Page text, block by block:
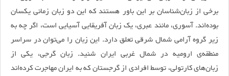
برخی از زبان‌شناسان بر این باور هستند که این دو زبان زمانی یکسان
بوده‌اند. آسوری، مانند عبری، یک زبان آفریقایی آسیایی است، اگر چه به
زیر گروه آرامی شمال شرقی تعلق دارد. این زبان را می‌توان در سراسر
منطقه‌ی ارومیه در شمال غربی ایران شنید. زبان گرجی، یکی از
زبان‌های کارتولی، توسط افرادی از گرجستان که به ایران مهاجرت کرده‌اند